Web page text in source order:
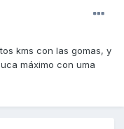
kms con las gomas, y
máximo con uma